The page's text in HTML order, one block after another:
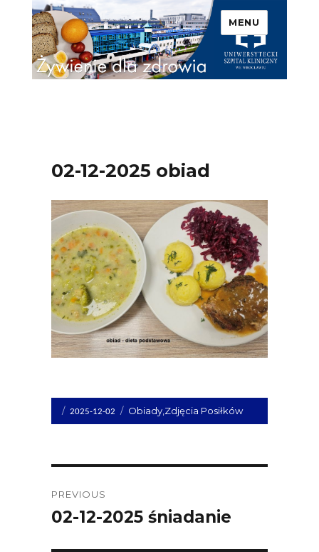
Uniwersytecki Szpital
Kliniczny we Wrocławiu –
Żywienie dla zdrowia
MENU
02-12-2025 obiad
Opublikowano
dnia
2025-12-02 Kategorie
Obiady, Zdjęcia Posiłków
navigation
PREVIOUS
Previous
02-12-2025 śniadanie